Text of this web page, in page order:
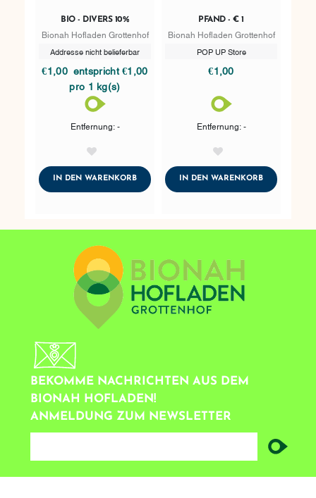
BIO - DIVERS 10%
Bionah Hofladen Grottenhof
Addresse nicht belieferbar
€1,00 entspricht €1,00
pro 1 kg(s)
Entfernung: -
IN DEN WARENKORBADDTOCART
PFAND - € 1
Bionah Hofladen Grottenhof
POP UP Store
€1,00
Entfernung: -
IN DEN WARENKORBADDTOCART
BEKOMME NACHRICHTEN AUS DEM
BIONAH HOFLADEN!
ANMELDUNG ZUM NEWSLETTER
newsletter